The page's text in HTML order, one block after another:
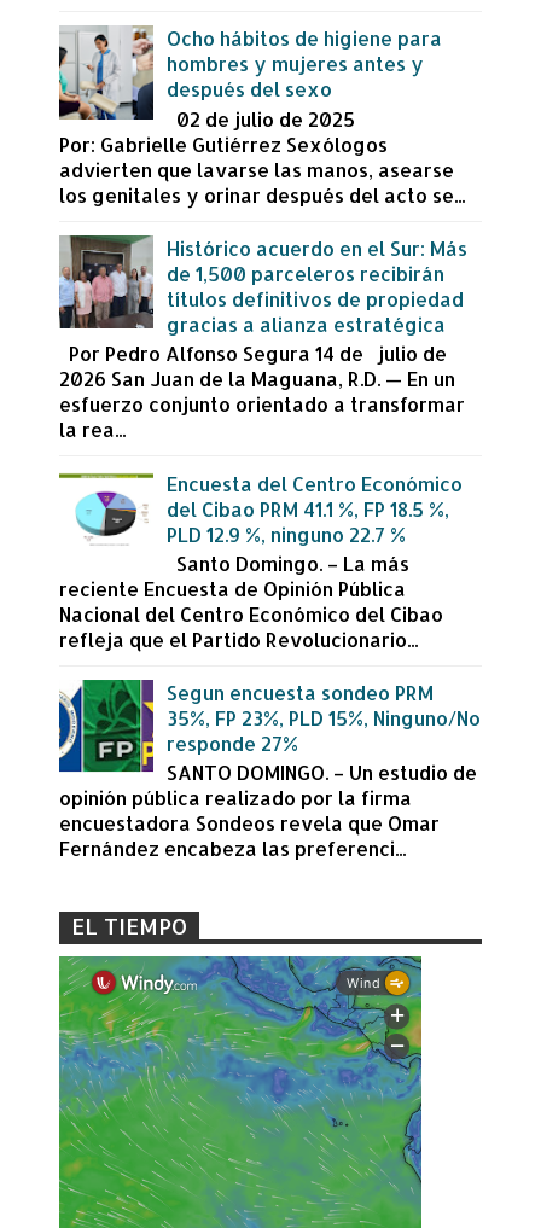
Ocho hábitos de higiene para
hombres y mujeres antes y
después del sexo
02 de julio de 2025
Por: Gabrielle Gutiérrez Sexólogos
advierten que lavarse las manos, asearse
los genitales y orinar después del acto se...
Histórico acuerdo en el Sur: Más
de 1,500 parceleros recibirán
títulos definitivos de propiedad
gracias a alianza estratégica
Por Pedro Alfonso Segura 14 de julio de
2026 San Juan de la Maguana, R.D. — En un
esfuerzo conjunto orientado a transformar
la rea...
Encuesta del Centro Económico
del Cibao PRM 41.1 %, FP 18.5 %,
PLD 12.9 %, ninguno 22.7 %
Santo Domingo. – La más
reciente Encuesta de Opinión Pública
Nacional del Centro Económico del Cibao
refleja que el Partido Revolucionario...
Segun encuesta sondeo PRM
35%, FP 23%, PLD 15%, Ninguno/No
responde 27%
SANTO DOMINGO. – Un estudio de
opinión pública realizado por la firma
encuestadora Sondeos revela que Omar
Fernández encabeza las preferenci...
EL TIEMPO